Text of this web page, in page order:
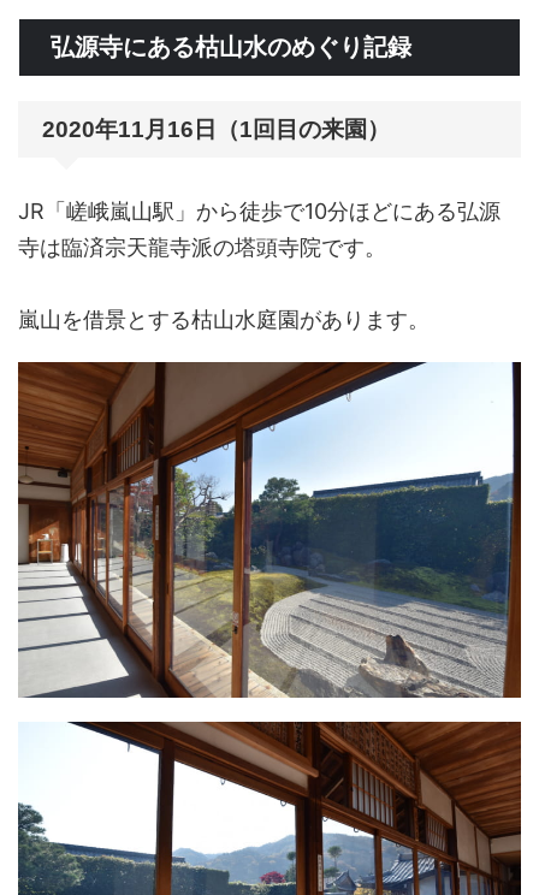
弘源寺にある枯山水のめぐり記録
2020年11月16日（1回目の来園）
JR「嵯峨嵐山駅」から徒歩で10分ほどにある弘源
寺は臨済宗天龍寺派の塔頭寺院です。
嵐山を借景とする枯山水庭園があります。